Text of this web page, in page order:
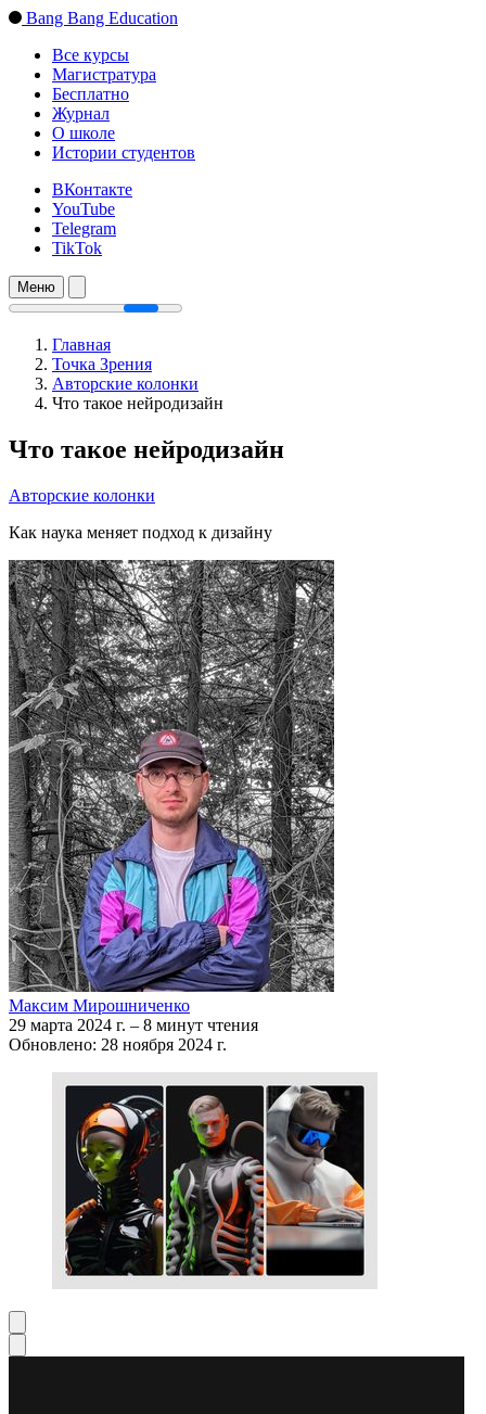
Bang Bang Education
Все курсы
Магистратура
Бесплатно
Журнал
О школе
Истории студентов
ВКонтакте
YouTube
Telegram
TikTok
Меню
Главная
Точка Зрения
Авторские колонки
Что такое нейродизайн
Что такое нейродизайн
Авторские колонки
Как наука меняет подход к дизайну
Максим Мирошниченко
29 марта 2024 г. – 8 минут чтения
Обновлено: 28 ноября 2024 г.